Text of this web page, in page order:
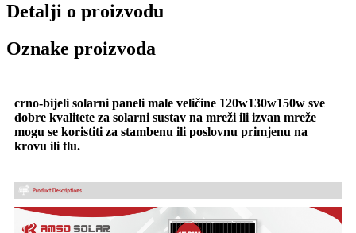
Detalji o proizvodu
Oznake proizvoda
crno-bijeli solarni paneli male veličine 120w130w150w sve
dobre kvalitete za solarni sustav na mreži ili izvan mreže
mogu se koristiti za stambenu ili poslovnu primjenu na
krovu ili tlu.